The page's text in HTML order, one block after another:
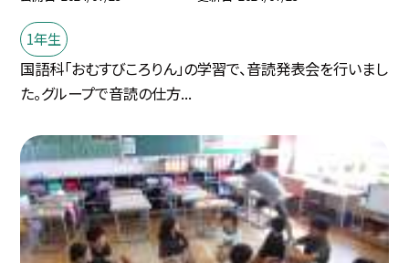
1年生
国語科「おむすびころりん」の学習で、音読発表会を行いまし
た。グループで音読の仕方...